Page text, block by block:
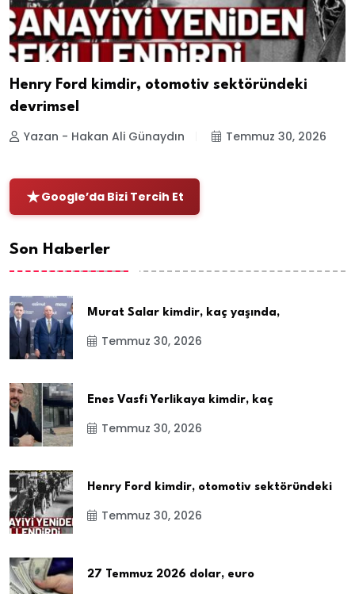
Henry Ford kimdir, otomotiv sektöründeki
devrimsel
Yazan - Hakan Ali Günaydın Temmuz 30, 2026
Google’da Bizi Tercih Et
Son Haberler
Murat Salar kimdir, kaç yaşında,
Temmuz 30, 2026
Enes Vasfi Yerlikaya kimdir, kaç
Temmuz 30, 2026
Henry Ford kimdir, otomotiv sektöründeki
Temmuz 30, 2026
27 Temmuz 2026 dolar, euro